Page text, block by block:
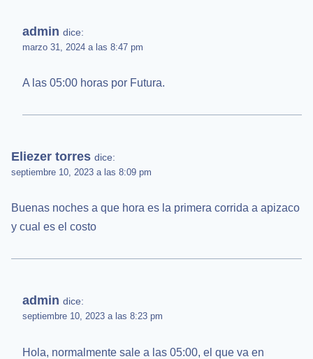
admin dice:
marzo 31, 2024 a las 8:47 pm
A las 05:00 horas por Futura.
Eliezer torres dice:
septiembre 10, 2023 a las 8:09 pm
Buenas noches a que hora es la primera corrida a apizaco
y cual es el costo
admin dice:
septiembre 10, 2023 a las 8:23 pm
Hola, normalmente sale a las 05:00, el que va en